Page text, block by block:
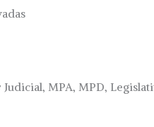
MPA, MPD,